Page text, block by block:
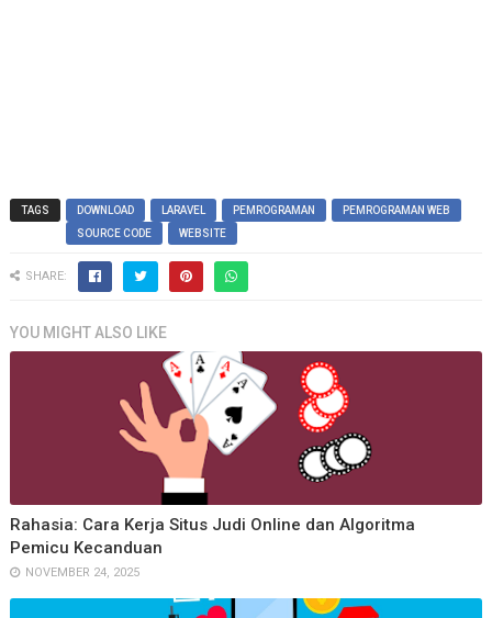
TAGS DOWNLOAD LARAVEL PEMROGRAMAN
PEMROGRAMAN WEB
SOURCE CODE
WEBSITE
SHARE:
YOU MIGHT ALSO LIKE
Rahasia: Cara Kerja Situs Judi Online dan Algoritma
Pemicu Kecanduan
NOVEMBER 24, 2025